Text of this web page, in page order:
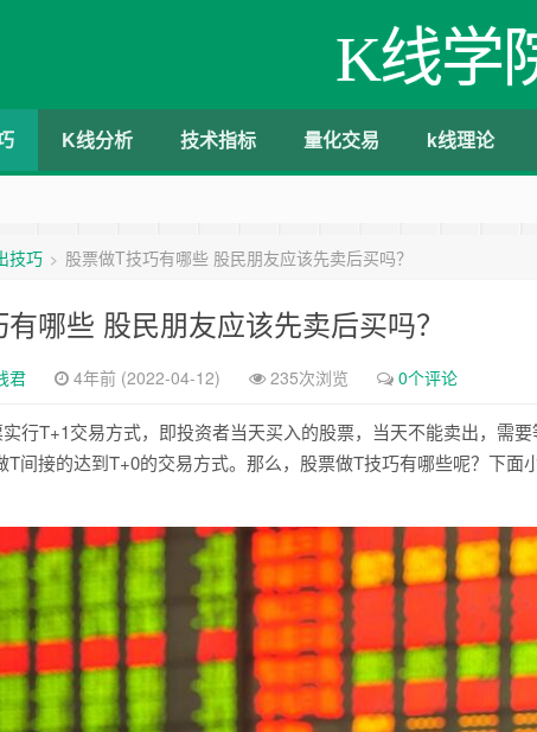
K线学
K线分析 技术指标 量化交易 k线理论
技巧 > 股票做T技巧有哪些 股民朋友应该先卖后买吗？
哪些 股民朋友应该先卖后买吗？
君 4年前 (2022-04-12) 235次浏览 0个评论
行T+1交易方式，即投资者当天买入的股票，当天不能卖出，需
T间接的达到T+0的交易方式。那么，股票做T技巧有哪些呢？下面